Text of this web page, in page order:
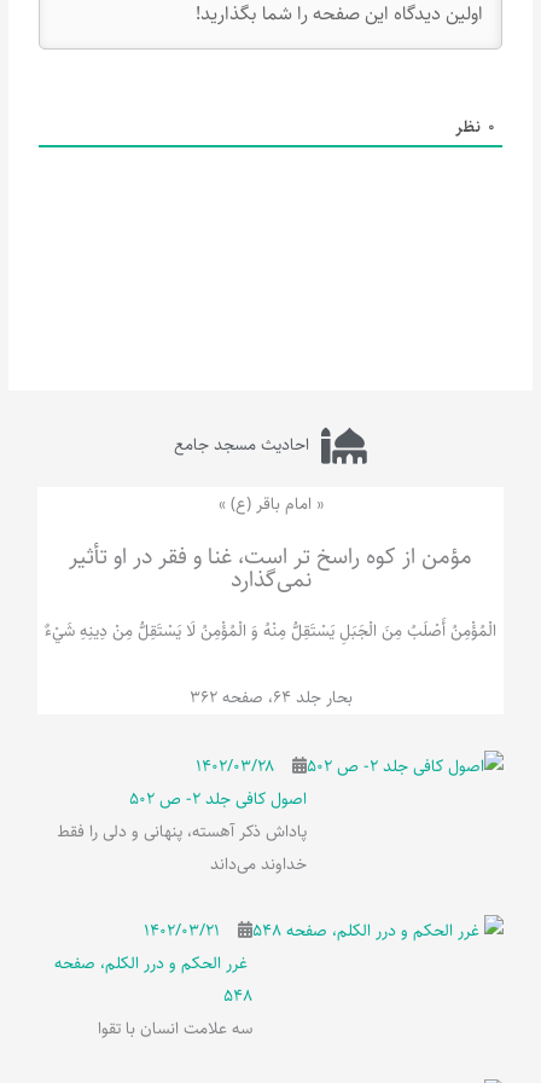
0 نظر
احادیث مسجد جامع
« امام باقر (ع) »
مؤمن از کوه راسخ تر است، غنا و فقر در او تأثیر
نمی‌گذارد
الْمُؤْمِنُ‌ أَصْلَبُ‌ مِنَ‌ الْجَبَلِ‌ یَسْتَقِلُّ مِنْهُ وَ الْمُؤْمِنُ لَا يَسْتَقِلُّ مِنْ دِينِهِ شَيْ‌ءٌ
بحار جلد 64، صفحه 362
۱۴۰۲/۰۳/۲۸
اصول کافی جلد 2- ص 502
پاداش ذکر آهسته، پنهانی و دلی را فقط
خداوند می‌داند
۱۴۰۲/۰۳/۲۱
غرر الحکم و درر الکلم، صفحه
548
سه علامت انسان با تقوا